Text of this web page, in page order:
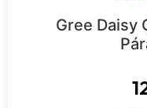
Gree Daisy